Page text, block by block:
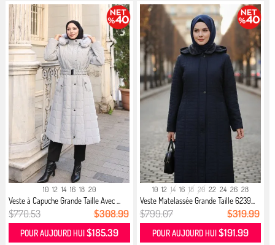
10 12 14 16 18 20
Veste à Capuche Grande Taille Avec ...
$770.53 $308.99
POUR AUJOURD HUI $185.39
10 12 14 16 18 20 22 24 26 28
Veste Matelassée Grande Taille 6239...
$799.07 $319.99
POUR AUJOURD HUI $191.99